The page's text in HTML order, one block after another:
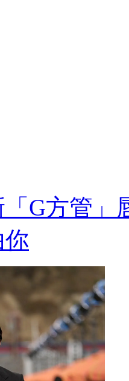
G方管」